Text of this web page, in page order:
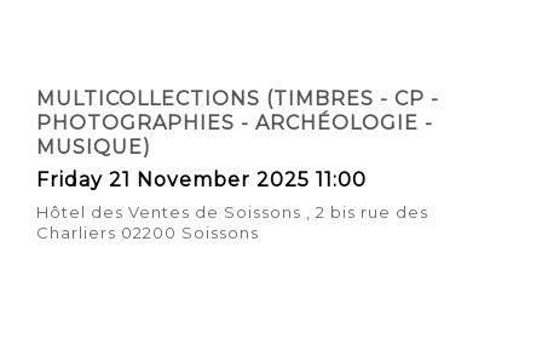
MULTICOLLECTIONS (TIMBRES - CP -
PHOTOGRAPHIES - ARCHÉOLOGIE -
MUSIQUE)
Friday 21 November 2025 11:00
Hôtel des Ventes de Soissons , 2 bis rue des
Charliers 02200 Soissons